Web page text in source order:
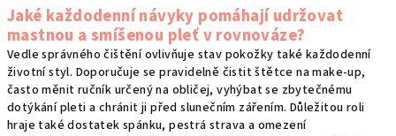
Jaké každodenní návyky pomáhají udržovat
mastnou a smíšenou pleť v rovnováze?
Vedle správného čištění ovlivňuje stav pokožky také každodenní
životní styl. Doporučuje se pravidelně čistit štětce na make-up,
často měnit ručník určený na obličej, vyhýbat se zbytečnému
dotýkání pleti a chránit ji před slunečním zářením. Důležitou roli
hraje také dostatek spánku, pestrá strava a omezení